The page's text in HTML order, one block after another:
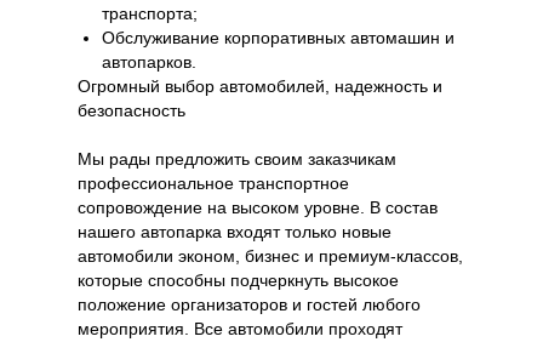
транспорта;
Обслуживание корпоративных автомашин и
автопарков.
Огромный выбор автомобилей, надежность и
безопасность
Мы рады предложить своим заказчикам
профессиональное транспортное
сопровождение на высоком уровне. В состав
нашего автопарка входят только новые
автомобили эконом, бизнес и премиум-классов,
которые способны подчеркнуть высокое
положение организаторов и гостей любого
мероприятия. Все автомобили проходят